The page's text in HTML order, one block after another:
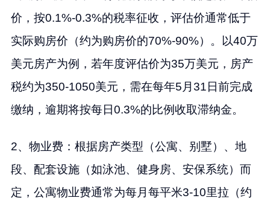
价，按0.1%-0.3%的税率征收，评估价通常低于
实际购房价（约为购房价的70%-90%）。以40万
美元房产为例，若年度评估价为35万美元，房产
税约为350-1050美元，需在每年5月31日前完成
缴纳，逾期将按每日0.3%的比例收取滞纳金。
2、物业费：根据房产类型（公寓、别墅）、地
段、配套设施（如泳池、健身房、安保系统）而
定，公寓物业费通常为每月每平米3-10里拉（约